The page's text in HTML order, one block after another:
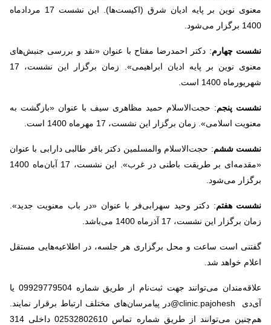
معنوی نوین بر پایه ادیان شرق (اکیست‌ها). این نشست 17 مردادماه
1400 برگزار می‌شود.
نشست چهارم: دکتر احمدرضا مفتاح با عنوان «نقد و بررسی جنبش‌های
معنوی نوین بر پایه ادیان ابراهیمی». زمان برگزار این نشست، 17
شهریورماه 1400 است.
نشست پنجم: حجت‌الاسلام حمید مظاهری سیف با عنوان «بازگشت به
معنویت اسلامی». زمان برگزار این نشست، 17 مهرماه 1400 است.
نشست ششم: حجت‌الاسلام والمسلمین دکتر باقر طالبی دارابی با عنوان
«مقدمه‌ای بر طریقت باطنی در غرب». این نشست، 17 آبان‌ماه 1400
برگزار می‌شود.
نشست هفتم: دکتر وحید سهرابی‌فر با عنوان «در باب معنویت جدید».
زمان برگزار این نشست، 17 آذرماه 1400 می‌باشد.
گفتنی است ساعت و محل برگزاری هر جلسه، در اطلاعیه‌هایی مستقل
اعلام خواهد شد.
علاقه‌مندان می‌توانند جهت ثبت‌نام از طریق شماره 09929779504 یا
آی‌دی @clinic.pajoheshدر پیامرسان‌های مختلف ارتباط برقرار نمایند.
هم‌چنین می‌توانند از طریق شماره تماس 02532802610 داخلی 314